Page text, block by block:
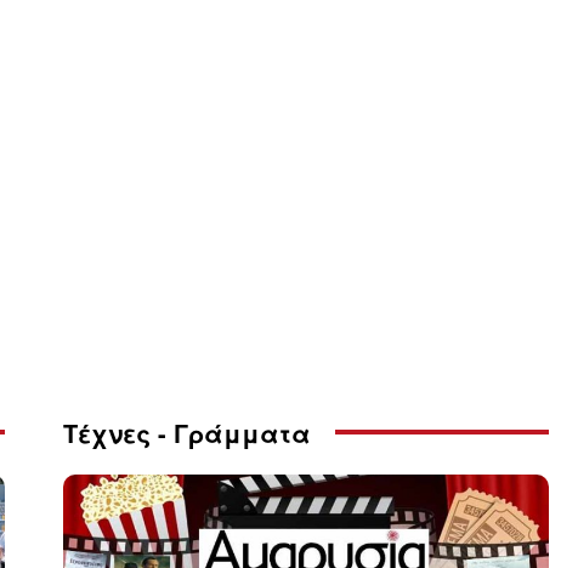
Τέχνες - Γράμματα